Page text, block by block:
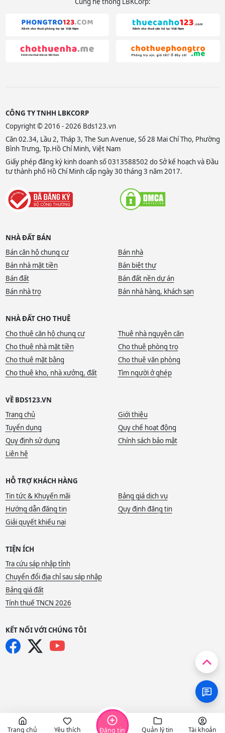
CÔNG TY TNHH LBKCORP
Copyright © 2016 - 2026 Bds123.vn
Căn 02.34, Lầu 2, Tháp 3, The Sun Avenue, Số 28 Mai Chí Thọ, Phường
Bình Trưng, Tp.Hồ Chí Minh, Việt Nam
Giấy phép đăng ký kinh doanh số 0313588502 do Sở kế hoạch và Đầu
tư thành phố Hồ Chí Minh cấp ngày 30 tháng 3 năm 2017.
NHÀ ĐẤT BÁN
Bán căn hộ chung cư
Bán nhà
Bán nhà mặt tiền
Bán biệt thự
Bán đất
Bán đất nền dự án
Bán nhà trọ
Bán nhà hàng, khách sạn
NHÀ ĐẤT CHO THUÊ
Cho thuê căn hộ chung cư
Thuê nhà nguyên căn
Cho thuê nhà mặt tiền
Cho thuê phòng trọ
Cho thuê mặt bằng
Cho thuê văn phòng
Cho thuê kho, nhà xưởng, đất
Tìm người ở ghép
VỀ BDS123.VN
Trang chủ
Giới thiệu
Tuyển dụng
Quy chế hoạt động
Quy định sử dụng
Chính sách bảo mật
Liên hệ
HỖ TRỢ KHÁCH HÀNG
Tin tức & Khuyến mãi
Bảng giá dịch vụ
Hướng dẫn đăng tin
Quy định đăng tin
Giải quyết khiếu nại
TIỆN ÍCH
Tra cứu sáp nhập tỉnh
Chuyển đổi địa chỉ sau sáp nhập
Bảng giá đất
Tính thuế TNCN 2026
KẾT NỐI VỚI CHÚNG TÔI
Trang chủ Yêu thích Đăng tin Quản lý tin Tài khoản